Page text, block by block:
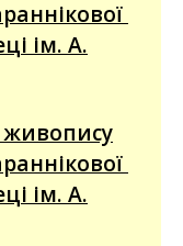
ім. А.
живопису
ім. А.